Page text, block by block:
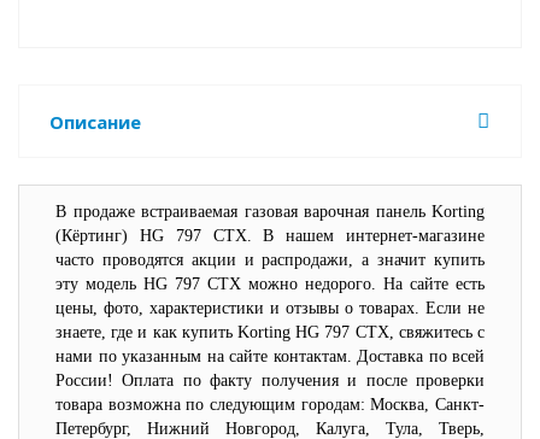
Описание
В продаже встраиваемая газовая варочная панель Korting
(Кёртинг) HG 797 CTX. В нашем интернет-магазине
часто проводятся акции и распродажи, а значит купить
эту модель HG 797 CTX можно недорого. На сайте есть
цены, фото, характеристики и отзывы о товарах. Если не
знаете, где и как купить Korting HG 797 CTX, свяжитесь с
нами по указанным на сайте контактам. Доставка по всей
России! Оплата по факту получения и после проверки
товара возможна по следующим городам: Москва, Санкт-
Петербург, Нижний Новгород, Калуга, Тула, Тверь,